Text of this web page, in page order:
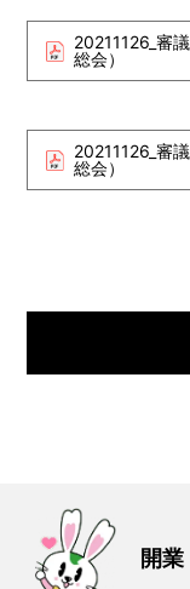
20211126_審
総会）
20211126_審
総会）
開